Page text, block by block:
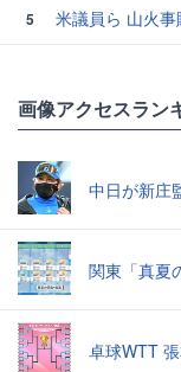
5
米議員ら 山火
画像アクセスラン
中日が新庄
関東「真夏
卓球WTT